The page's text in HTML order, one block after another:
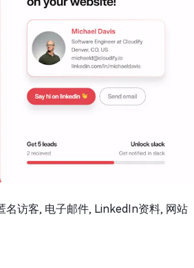
名访客, 电子邮件, LinkedIn资料, 网站